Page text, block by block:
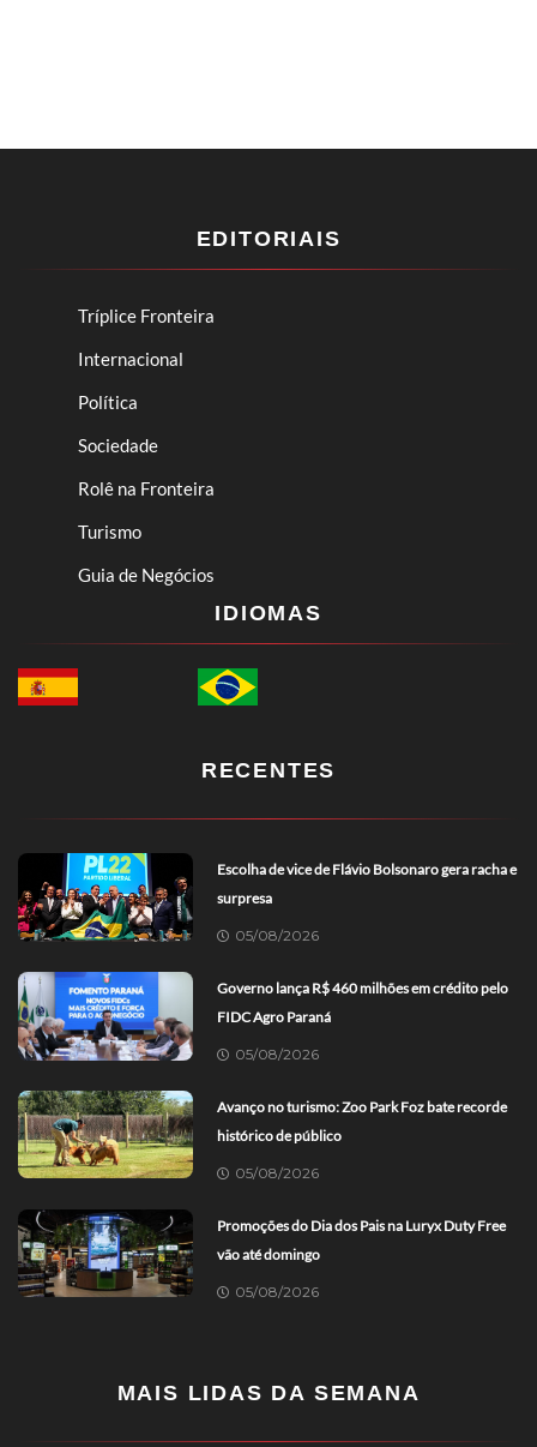
EDITORIAIS
Tríplice Fronteira
Internacional
Política
Sociedade
Rolê na Fronteira
Turismo
Guia de Negócios
IDIOMAS
RECENTES
Escolha de vice de Flávio Bolsonaro gera racha e
surpresa
05/08/2026
Governo lança R$ 460 milhões em crédito pelo
FIDC Agro Paraná
05/08/2026
Avanço no turismo: Zoo Park Foz bate recorde
histórico de público
05/08/2026
Promoções do Dia dos Pais na Luryx Duty Free
vão até domingo
05/08/2026
MAIS LIDAS DA SEMANA